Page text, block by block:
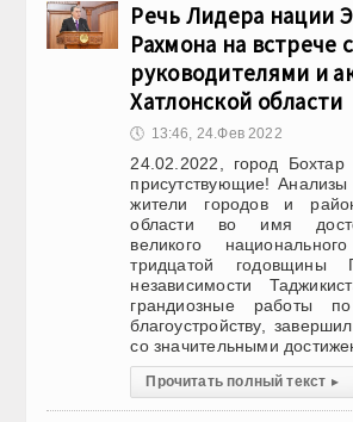
Речь Лидера нации
Рахмона на встрече с
руководителями и
Хатлонской области
🕔 13:46, 24.Фев 2022
24.02.2022, город Бохтар
присутствующие! Анализы
жители городов и
области во имя
великого
тридцатой годовщины
независимости
грандиозные работы
благоустройству,
со значительными
Прочитать полный текст ▸